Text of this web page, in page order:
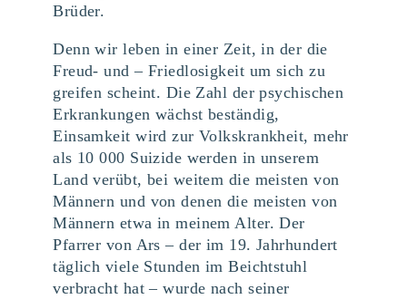
Brüder.
Denn wir leben in einer Zeit, in der die
Freud- und – Friedlosigkeit um sich zu
greifen scheint. Die Zahl der psychischen
Erkrankungen wächst beständig,
Einsamkeit wird zur Volkskrankheit, mehr
als 10 000 Suizide werden in unserem
Land verübt, bei weitem die meisten von
Männern und von denen die meisten von
Männern etwa in meinem Alter. Der
Pfarrer von Ars – der im 19. Jahrhundert
täglich viele Stunden im Beichtstuhl
verbracht hat – wurde nach seiner